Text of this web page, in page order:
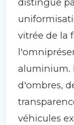
distingue
vitrée de la
aluminium.
d'ombres,
véhicules